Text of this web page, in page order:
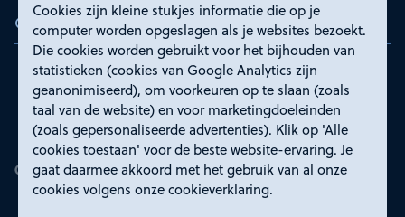
Cookies zijn kleine stukjes informatie die op je
computer worden opgeslagen als je websites bezoekt.
Die cookies worden gebruikt voor het bijhouden van
statistieken (cookies van Google Analytics zijn
geanonimiseerd), om voorkeuren op te slaan (zoals
taal van de website) en voor marketingdoeleinden
(zoals gepersonaliseerde advertenties). Klik op 'Alle
cookies toestaan' voor de beste website-ervaring. Je
gaat daarmee akkoord met het gebruik van al onze
cookies volgens onze cookieverklaring.
Certificeringen